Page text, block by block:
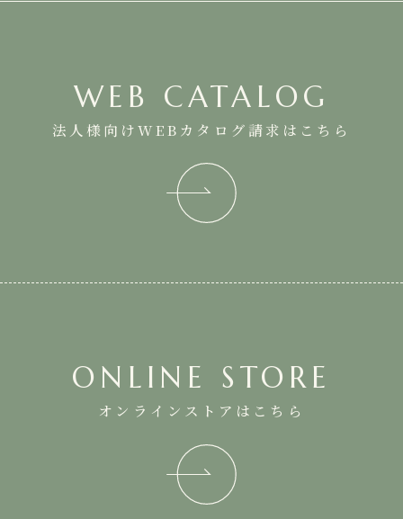
WEB CATALOG
法人様向けWEBカタログ請求はこちら
ONLINE STORE
オンラインストアはこちら